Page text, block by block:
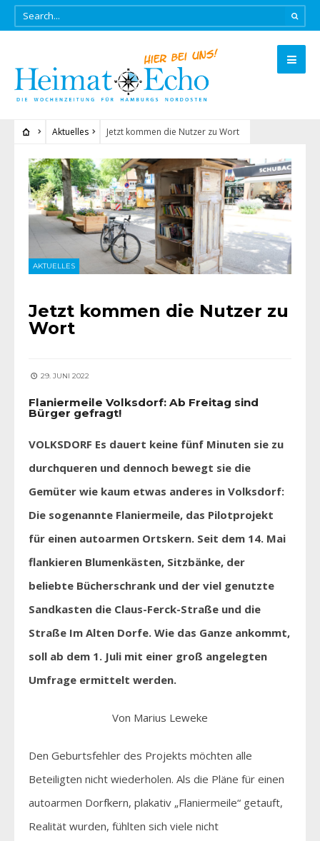
Aktuelles Jetzt kommen die Nutzer zu Wort
AKTUELLES
Jetzt kommen die Nutzer zu
Wort
29. JUNI 2022
Flaniermeile Volksdorf: Ab Freitag sind
Bürger gefragt!
VOLKSDORF Es dauert keine fünf Minuten sie zu
durchqueren und dennoch bewegt sie die
Gemüter wie kaum etwas anderes in Volksdorf:
Die sogenannte Flaniermeile, das Pilotprojekt
für einen autoarmen Ortskern. Seit dem 14. Mai
flankieren Blumenkästen, Sitzbänke, der
beliebte Bücherschrank und der viel genutzte
Sandkasten die Claus-Ferck-Straße und die
Straße Im Alten Dorfe. Wie das Ganze ankommt,
soll ab dem 1. Juli mit einer groß angelegten
Umfrage ermittelt werden.
Von Marius Leweke
Den Geburtsfehler des Projekts möchten alle
Beteiligten nicht wiederholen. Als die Pläne für einen
autoarmen Dorfkern, plakativ „Flaniermeile“ getauft,
Realität wurden, fühlten sich viele nicht